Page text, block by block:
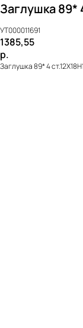
Заглушка 89*
УТ000011691
1385,55
р.
Заглушка 89* 4